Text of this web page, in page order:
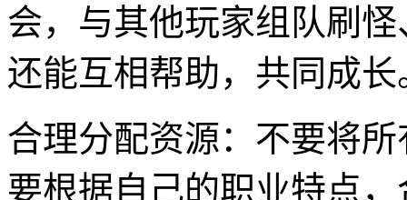
会，与其他玩家组队刷
还能互相帮助，共同成长
合理分配资源：不要将
要根据自己的职业特点